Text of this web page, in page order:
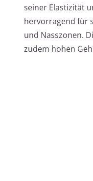
seiner Elastizität
hervorragend für
und Nasszonen.
zudem hohen